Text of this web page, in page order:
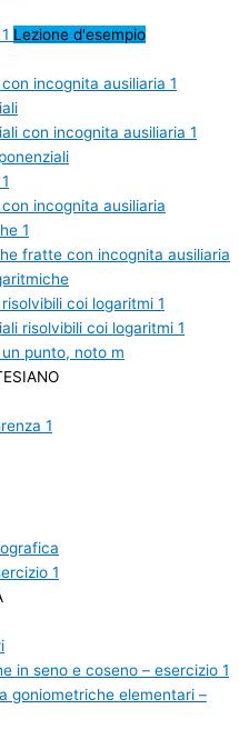
Lezione d'esempio
incognita ausiliaria 1
con incognita ausiliaria 1
incognita ausiliaria
1
fratte con incognita ausiliaria
coi logaritmi 1
risolvibili coi logaritmi 1
punto, noto m
1
1
in seno e coseno – esercizio 1
goniometriche elementari –